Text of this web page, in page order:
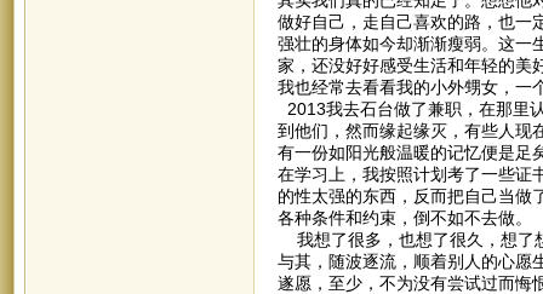
做好自己，走自己喜欢的路，也一
强壮的身体如今却渐渐瘦弱。这一
家，还没好好感受生活和年轻的美
我也经常去看看我的小外甥女，一
2013我去石台做了兼职，在那里
到他们，然而缘起缘灭，有些人现
有一份如阳光般温暖的记忆便是足
在学习上，我按照计划考了一些证
的性太强的东西，反而把自己当做
各种条件和约束，倒不如不去做。
我想了很多，也想了很久，想了
与其，随波逐流，顺着别人的心愿
遂愿，至少，不为没有尝试过而悔